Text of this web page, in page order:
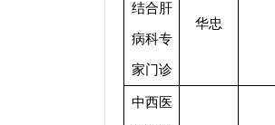
结合肝
病科专
家门诊
华忠
中西医